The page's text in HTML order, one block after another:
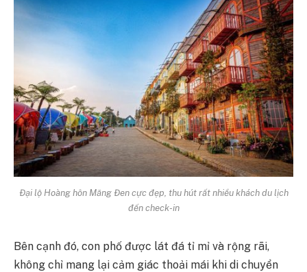
Đại lộ Hoàng hôn Măng Đen cực đẹp, thu hút rất nhiều khách du lịch
đến check-in
Bên cạnh đó, con phố được lát đá tỉ mỉ và rộng rãi,
không chỉ mang lại cảm giác thoải mái khi di chuyển